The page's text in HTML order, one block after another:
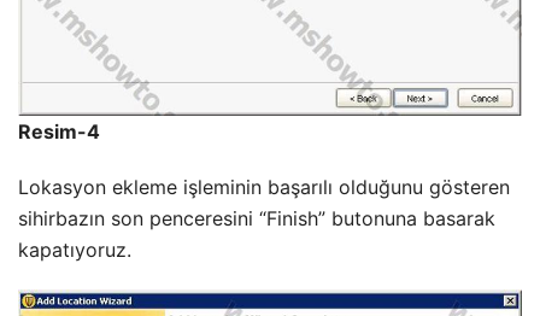
Resim-4
Lokasyon ekleme işleminin başarılı olduğunu gösteren
sihirbazın son penceresini “Finish” butonuna basarak
kapatıyoruz.